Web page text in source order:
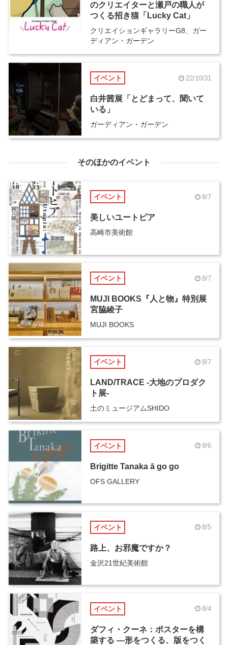
のクリエイターと瀬戸の職人が
つくる招き猫「Lucky Cat」
クリエイションギャラリーG8、ガー
ディアン・ガーデン
イベント 22/10/31
白井茜展「とどまって、聞いて
いる」
ガーディアン・ガーデン
そのほかのイベント
イベント 8/7
美しいユートピア
高崎市美術館
イベント 8/7
MUJI BOOKS『人と物』特別展
宮脇綾子
MUJI BOOKS
イベント 8/7
LAND/TRACE -大地のプロダク
ト展-
土のミュージアムSHIDO
イベント 8/6
Brigitte Tanaka ā go go
OFS GALLERY
イベント 8/5
路上、お邪魔ですか？
金沢21世紀美術館
イベント 8/4
ダフィ・クーネ：ポスターを構
築する ―形をつくる、版をつく